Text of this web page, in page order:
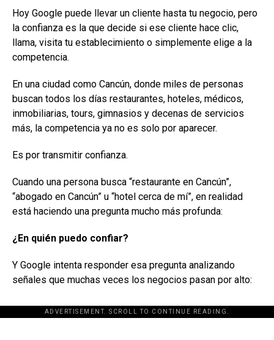
Hoy Google puede llevar un cliente hasta tu negocio, pero
la confianza es la que decide si ese cliente hace clic,
llama, visita tu establecimiento o simplemente elige a la
competencia.
En una ciudad como Cancún, donde miles de personas
buscan todos los días restaurantes, hoteles, médicos,
inmobiliarias, tours, gimnasios y decenas de servicios
más, la competencia ya no es solo por aparecer.
Es por transmitir confianza.
Cuando una persona busca “restaurante en Cancún”,
“abogado en Cancún” u “hotel cerca de mí”, en realidad
está haciendo una pregunta mucho más profunda:
¿En quién puedo confiar?
Y Google intenta responder esa pregunta analizando
señales que muchas veces los negocios pasan por alto:
ADVERTISEMENT. SCROLL TO CONTINUE READING.
[adsforwp id="243463"]